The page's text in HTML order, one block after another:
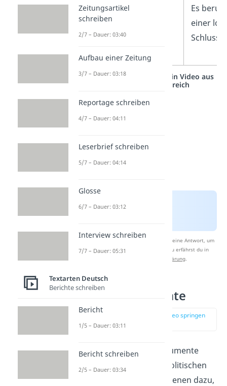
Es
einer
Studyflix vernetzt: Hier ein Video aus
einem anderen Bereich
Nach Beantwortung speichern wir deine Antwort, um
Studyflix zu verbessern. Mehr dazu erfährst du in
Datenschutzerklärung.
Scheinargumente
zur Stelle im Video springen
Sogenannte Scheinargumente
kommen vor allem in politischen
Diskussionen vor. Sie dienen dazu,
Zeitungsartikel
schreiben
2/7 – Dauer: 03:40
Aufbau einer Zeitung
3/7 – Dauer: 03:18
Reportage schreiben
4/7 – Dauer: 04:11
Leserbrief schreiben
5/7 – Dauer: 04:14
Glosse
6/7 – Dauer: 03:12
Interview schreiben
7/7 – Dauer: 05:31
Textarten Deutsch
Berichte schreiben
Bericht
1/5 – Dauer: 03:11
Bericht schreiben
2/5 – Dauer: 03:34